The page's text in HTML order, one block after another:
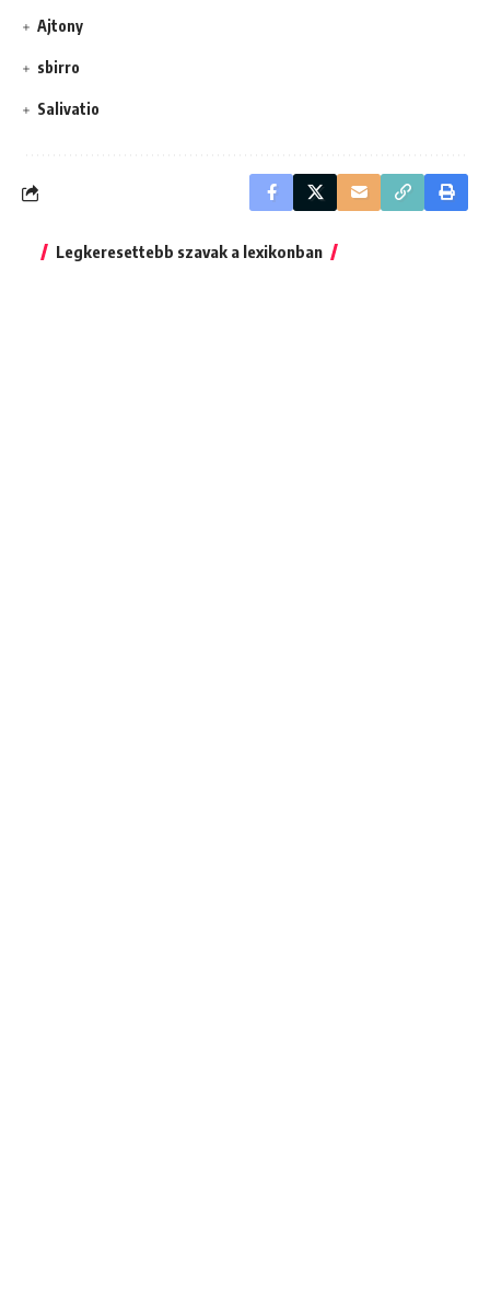
Ajtony
sbirro
Salivatio
Legkeresettebb szavak a lexikonban